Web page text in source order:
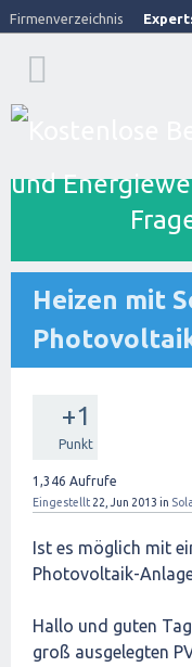
Firmenverzeichnis
Heizen mit
+1
Punkt
1,346 Aufrufe
Eingestellt 22, Jun 2013 in
Ist es möglich mit
Photovoltaik-
Hallo und guten
groß ausgelegten